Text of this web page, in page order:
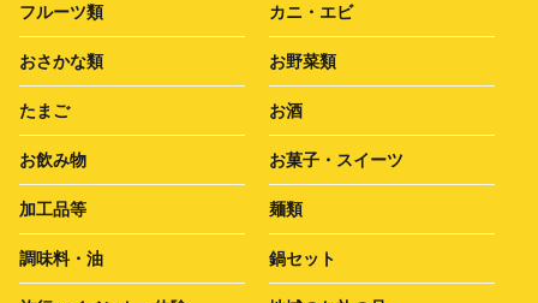
フルーツ類 カニ・エビ
おさかな類 お野菜類
たまご お酒
お飲み物 お菓子・スイーツ
加工品等 麺類
調味料・油 鍋セット